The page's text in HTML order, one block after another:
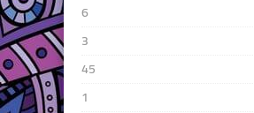
6
3
45
1